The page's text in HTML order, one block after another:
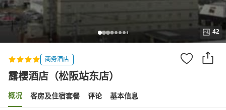
42
商务酒店
露樱酒店（松阪站东店）
概况 客房及住宿套餐 评论 基本信息